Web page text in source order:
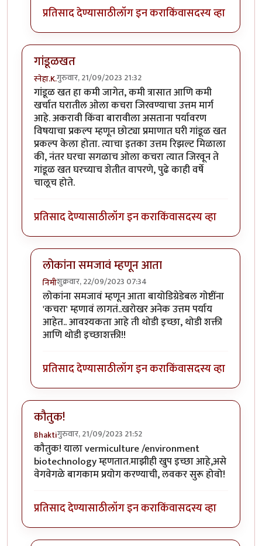
प्रतिसाद देण्यासाठीलॉग इन कराकिंवासदस्य व्हा
गांडूळखत
स्नेहा.K.गुरुवार, 21/09/2023 21:32
गांडूळ खत हा कमी जागेत, कमी त्रासात आणि कमी
खर्चात घरातील ओला कचरा जिरवण्याचा उत्तम मार्ग
आहे. अकरावी किंवा बारावीला असताना पर्यावरण
विषयाचा प्रकल्प म्हणून छोट्या प्रमाणात घरी गांडूळ खत
प्रकल्प केला होता. त्याचा इतका उत्तम रिझल्ट मिळाला
की, नंतर घरचा सगळाच ओला कचरा त्यात जिरवून ते
गांडूळ खत घरच्याच शेतीत वापरणे, पुढे काही वर्षे
चालूच होते.
प्रतिसाद देण्यासाठीलॉग इन कराकिंवासदस्य व्हा
लोकांना समजावं म्हणून आता
निमीशुक्रवार, 22/09/2023 07:34
In reply toगांडूळखतbyस्नेहा.K.
लोकांना समजावं म्हणून आता बायोडिग्रेडेबल गोष्टींना
'कचरा' म्हणावं लागतं..खरोखर अनेक उत्तम पर्याय
आहेत.. आवश्यकता आहे ती थोडी इच्छा, थोडी शक्ती
आणि थोडी इच्छाशक्ती!!
प्रतिसाद देण्यासाठीलॉग इन कराकिंवासदस्य व्हा
कौतुक!
Bhaktiगुरुवार, 21/09/2023 21:52
कौतुक! याला vermiculture /environment
biotechnology म्हणतात.माझीही खुप इच्छा आहे,असे
वेगवेगळे बागकाम प्रयोग करण्याची, लवकर सुरू होवो!
प्रतिसाद देण्यासाठीलॉग इन कराकिंवासदस्य व्हा